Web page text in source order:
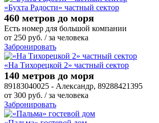
«Бухта Радости» частный сектор
460 метров до моря
Есть номер для большой компании
от 250 руб. / за человека
Забронировать
«На Тихорецкой 2» частный сектор
140 метров до моря
89183040025 - Александр, 89288421395
от 300 руб. / за человека
Забронировать